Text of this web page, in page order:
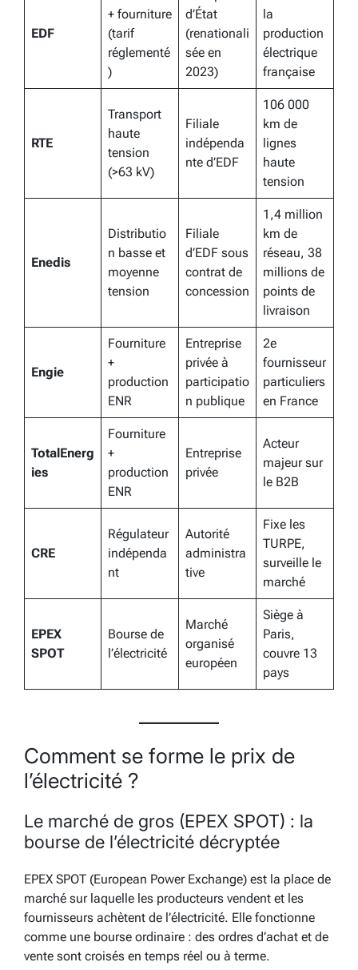
EDF
+ fourniture
(tarif
réglementé
)
d’État
(renationali
sée en
2023)
la
production
électrique
française
RTE
Transport
haute
tension
(>63 kV)
Filiale
indépenda
nte d’EDF
106 000
km de
lignes
haute
tension
Enedis
Distributio
n basse et
moyenne
tension
Filiale
d’EDF sous
contrat de
concession
1,4 million
km de
réseau, 38
millions de
points de
livraison
Engie
Fourniture
+
production
ENR
Entreprise
privée à
participatio
n publique
2e
fournisseur
particuliers
en France
TotalEnerg
ies
Fourniture
+
production
ENR
Entreprise
privée
Acteur
majeur sur
le B2B
CRE
Régulateur
indépenda
nt
Autorité
administra
tive
Fixe les
TURPE,
surveille le
marché
EPEX
SPOT
Bourse de
l’électricité
Marché
organisé
européen
Siège à
Paris,
couvre 13
pays
Comment se forme le prix de
l’électricité ?
Le marché de gros (EPEX SPOT) : la
bourse de l’électricité décryptée
EPEX SPOT (European Power Exchange) est la place de
marché sur laquelle les producteurs vendent et les
fournisseurs achètent de l’électricité. Elle fonctionne
comme une bourse ordinaire : des ordres d’achat et de
vente sont croisés en temps réel ou à terme.